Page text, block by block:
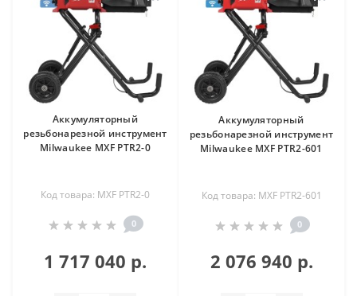
Аккумуляторный
резьбонарезной инструмент
Milwaukee MXF PTR2-0
Код товара: MXF PTR2-0
0
1 717 040 р.
Аккумуляторный
резьбонарезной инструмент
Milwaukee MXF PTR2-601
Код товара: MXF PTR2-601
0
2 076 940 р.